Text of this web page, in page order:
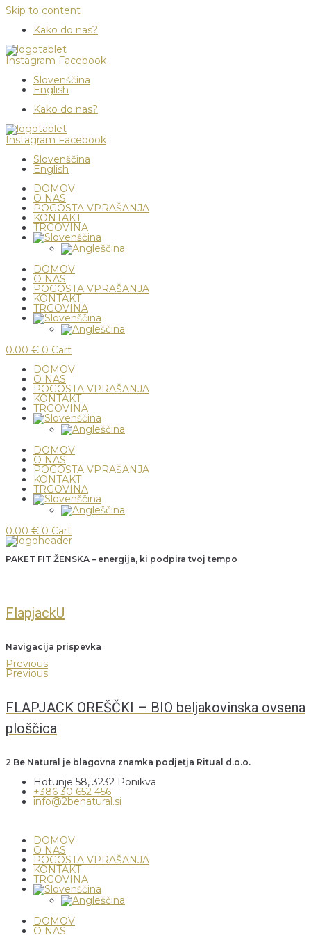
Skip to content
Kako do nas?
Instagram Facebook
Slovenščina
English
Kako do nas?
Instagram Facebook
Slovenščina
English
DOMOV
O NAS
POGOSTA VPRAŠANJA
KONTAKT
TRGOVINA
DOMOV
O NAS
POGOSTA VPRAŠANJA
KONTAKT
TRGOVINA
0.00 € 0 Cart
DOMOV
O NAS
POGOSTA VPRAŠANJA
KONTAKT
TRGOVINA
DOMOV
O NAS
POGOSTA VPRAŠANJA
KONTAKT
TRGOVINA
0.00 € 0 Cart
PAKET FIT ŽENSKA – energija, ki podpira tvoj tempo
FlapjackU
Navigacija prispevka
Previous
Previous
FLAPJACK OREŠČKI – BIO beljakovinska ovsena
ploščica
2 Be Natural je blagovna znamka podjetja Ritual d.o.o.
Hotunje 58, 3232 Ponikva
+386 30 652 456
info@2benatural.si
DOMOV
O NAS
POGOSTA VPRAŠANJA
KONTAKT
TRGOVINA
DOMOV
O NAS